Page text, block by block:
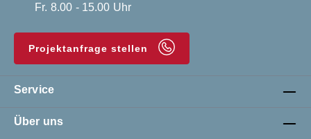
Fr. 8.00 - 15.00 Uhr
Projektanfrage stellen
Service
Über uns